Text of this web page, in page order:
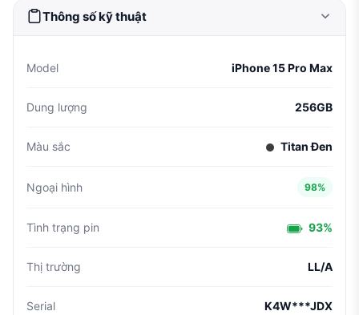
Thông số kỹ thuật
Model iPhone 15 Pro Max
Dung lượng 256GB
Màu sắc Titan Đen
Ngoại hình 98%
Tình trạng pin 93%
Thị trường LL/A
Serial K4W***JDX